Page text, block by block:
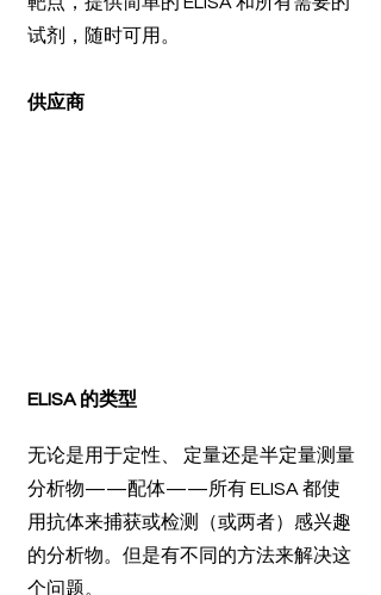
试剂，随时可用。
供应商
ELISA 的类型
无论是用于定性、 定量还是半定量测量
分析物——配体——所有 ELISA 都使
用抗体来捕获或检测（或两者）感兴趣
的分析物。但是有不同的方法来解决这
个问题。